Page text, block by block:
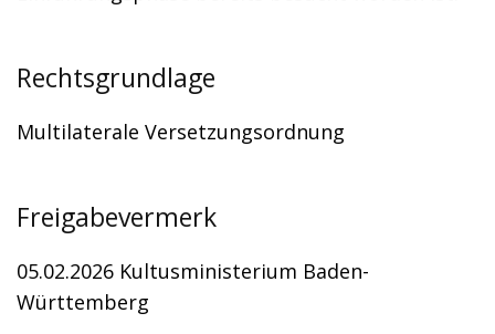
Rechtsgrundlage
Multilaterale Versetzungsordnung
Freigabevermerk
05.02.2026 Kultusministerium Baden-
Württemberg